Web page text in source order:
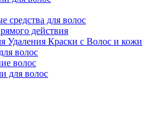
средства для волос
действия
Удаления Краски с Волос и кожи
волос
волос
для волос